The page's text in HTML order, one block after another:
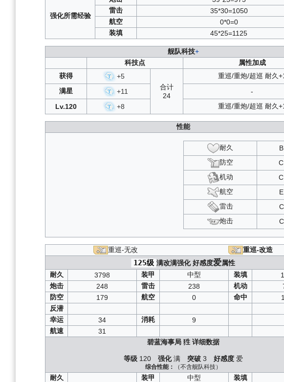
作战档案红染
B1/B2/C3/B3
A2 A3/C1/C2
飓风与青春之泉：T2/T4/T5
A3/C1/
交汇世界的弧光·再现：SSSS.SP/T1/T2/T3/T4
假日航线·再现：SP1/SP2/SP3/SP4/VSP
复刻负象限作战：B1/B2/B3/D1/D2/D3/SP
紫绛槿岚：A1
T4/T5/T6
SP1/SP2/SP3
C1 C2/ C3 D1 D2/
复刻永夜幻光
：A1 C3
复刻北境序曲：C1/C2/C3/D1/D2/D3/SP
SSSS.SP/T1/T2/T3/T4
碧海光粼：A1/A2/A3/C1/C2/C3
复刻微层混合：
复刻浮樱影华：C1/C2/C3/D1/D2/D3/SP
复刻箱庭疗法：B1/B2/B3/D1/D2/D3/SP
B1/B2/B3/
B2/B3/D1/
：SP1/SP2/SP3/SP4/VSP
：SP1/SP3
划破海空之翼：SP1/SP2/SP3
T2/T3/T4
B1/B2/B3/C1 D2
A3/B1/B2/B3/C1/C2/C3/D1/D2/D3/
C2/C3/D1/D2
：C1/C2/C3/D1/D2/D3/SP
浮樱影华：C1/C2/C3/D1/D2/D3/SP
T1/T2/T3
激奏的Polaris：SP2/SP3/SP5/SP
神圣的悲喜剧：B1/B2/B3/D1
：B1/B2 D2/D3
铁血音符誓言
A3/B1 C1/C2/
虚拟链接的共时性：SP1/SP3
月光下的序曲：SP1/SP2/SP3
复刻红染
/B1
光荣的一战：SP1/SP2/SP3
红染：A1/A2/A3/B1/B2/B3/C1/C2/C3/D1/D2/D3
铅色 ：SP1/SP2
异色格： A1/ A3/B1/ B4/ C1/C3/
强化所需经验
雷击
35*30=1050
航空
0*0=0
装填
45*25=1125
舰队科技+
科技点
属性加成
获得
+5
合计
24
重巡/重炮/超巡 耐久
满星
+11
-
Lv.120
+8 重巡/重炮/超巡 耐久
性能
耐久
防空
机动
航空
雷击
炮击
重巡-无改 重巡-改造
125级 满改满强化好感度爱属性
耐久
3798 装甲 中型 装填
炮击
248 雷击 238 机动
防空
179 航空 0 命中
反潜
幸运
34 消耗
9
航速
31
碧蓝海事局 狌详细数据
等级 120 强化满 突破 3 好感度 爱
综合性能： （不含舰队科技）
耐久 装甲 中型
装填